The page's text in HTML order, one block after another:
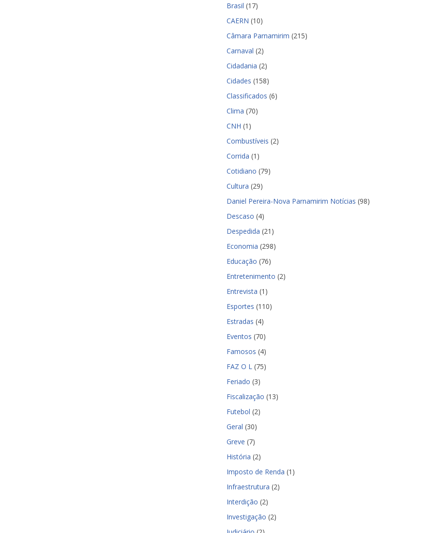
Brasil (17)
CAERN (10)
Câmara Parnamirim (215)
Carnaval (2)
Cidadania (2)
Cidades (158)
Classificados (6)
Clima (70)
CNH (1)
Combustíveis (2)
Corrida (1)
Cotidiano (79)
Cultura (29)
Daniel Pereira-Nova Parnamirim Notícias (98)
Descaso (4)
Despedida (21)
Economia (298)
Educação (76)
Entretenimento (2)
Entrevista (1)
Esportes (110)
Estradas (4)
Eventos (70)
Famosos (4)
FAZ O L (75)
Feriado (3)
Fiscalização (13)
Futebol (2)
Geral (30)
Greve (7)
História (2)
Imposto de Renda (1)
Infraestrutura (2)
Interdição (2)
Investigação (2)